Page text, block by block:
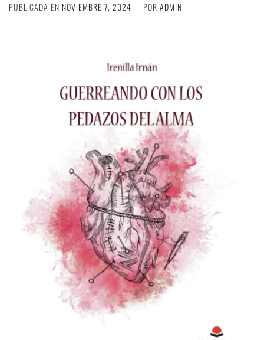
PUBLICADA EN NOVIEMBRE 7, 2024 POR ADMIN